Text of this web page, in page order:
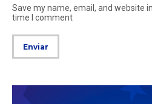
Save my name, email, and website
time I comment